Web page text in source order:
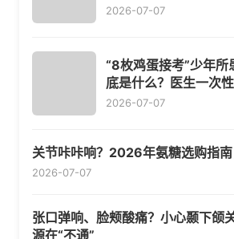
2026-07-07
“8枚鸡蛋接考”少年所
底是什么？医生一次
2026-07-07
关节咔咔响？2026年氨糖选购指
2026-07-07
张口弹响、脸颊酸痛？小心颞下颌
源在“不通”